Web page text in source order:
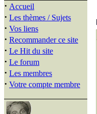
· Accueil
· Les thèmes / Sujets
· Vos liens
· Recommander ce site
· Le Hit du site
· Le forum
· Les membres
· Votre compte membre